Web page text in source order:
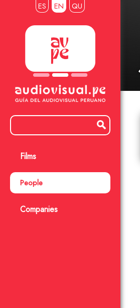
ES EN QU
Films
People
Companies